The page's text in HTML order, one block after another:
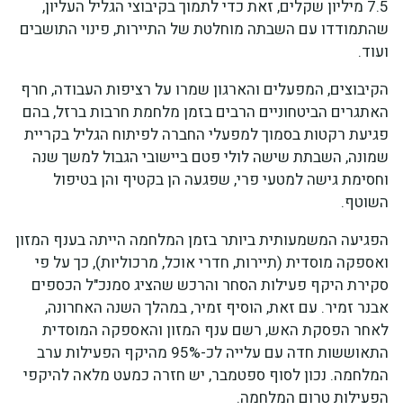
7.5 מיליון שקלים, זאת כדי לתמוך בקיבוצי הגליל העליון,
שהתמודדו עם השבתה מוחלטת של התיירות, פינוי התושבים
ועוד.
הקיבוצים, המפעלים והארגון שמרו על רציפות העבודה, חרף
האתגרים הביטחוניים הרבים בזמן מלחמת חרבות ברזל, בהם
פגיעת רקטות בסמוך למפעלי החברה לפיתוח הגליל בקריית
שמונה, השבתת שישה לולי פטם ביישובי הגבול למשך שנה
וחסימת גישה למטעי פרי, שפגעה הן בקטיף והן בטיפול
השוטף.
הפגיעה המשמעותית ביותר בזמן המלחמה הייתה בענף המזון
ואספקה מוסדית (תיירות, חדרי אוכל, מרכוליות), כך על פי
סקירת היקף פעילות הסחר והרכש שהציג סמנכ"ל הכספים
אבנר זמיר. עם זאת, הוסיף זמיר, במהלך השנה האחרונה,
לאחר הפסקת האש, רשם ענף המזון והאספקה המוסדית
התאוששות חדה עם עלייה לכ-95% מהיקף הפעילות ערב
המלחמה. נכון לסוף ספטמבר, יש חזרה כמעט מלאה להיקפי
הפעילות טרום המלחמה.